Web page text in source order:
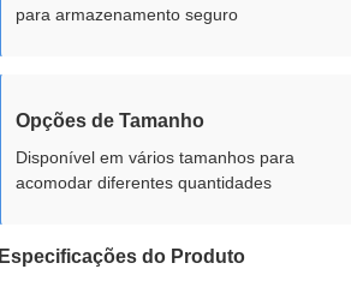
para armazenamento seguro
Opções de Tamanho
Disponível em vários tamanhos para
acomodar diferentes quantidades
Especificações do Produto